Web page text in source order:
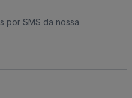
por SMS da nossa